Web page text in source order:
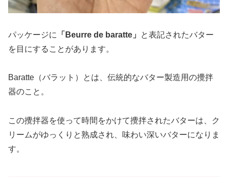
パッケージに 「Beurre de baratte」
と表記されたバター
を目にすることがあります。
Baratte（バラット）とは、伝統的なバター製造用の攪拌
器のこと。
この攪拌器を使って時間をかけて攪拌されたバターは、ク
リームがゆっくりと熟成され、味わい深いバターになりま
す。